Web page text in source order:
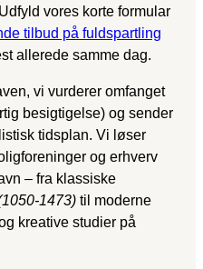
Udfyld vores korte formular
tilbud på fuldspartling
allerede samme dag.
vi vurderer omfanget
besigtigelse) og sender
tidsplan. Vi løser
og erhverv
– fra klassiske
1473) til moderne
kreative studier på